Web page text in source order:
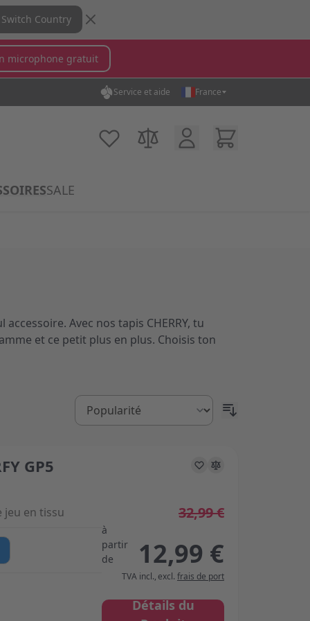
Switch Country
microphone gratuit
Service et aide France
category
for MX Switches category
Show submenu for Accessoires category
SALE
Compte Client
Cart
Avec nos tapis CHERRY, tu
et ce petit plus en plus. Choisis ton
jeu en tissu
on the options chosen on the product page
GP5
32,99 €
à
partir
de
12,99 €
TVA incl., excl. frais de port
Détails du